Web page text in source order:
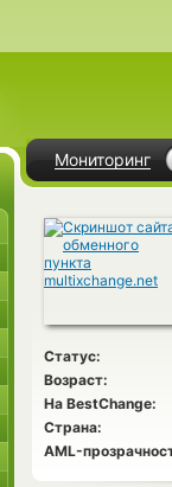
Мониторинг
Статус:
Возраст:
На BestChange:
Страна:
AML-